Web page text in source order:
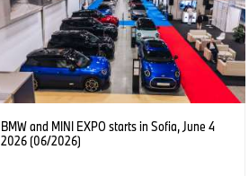
BMW and MINI EXPO starts in Sofia, June 4
2026 (06/2026)